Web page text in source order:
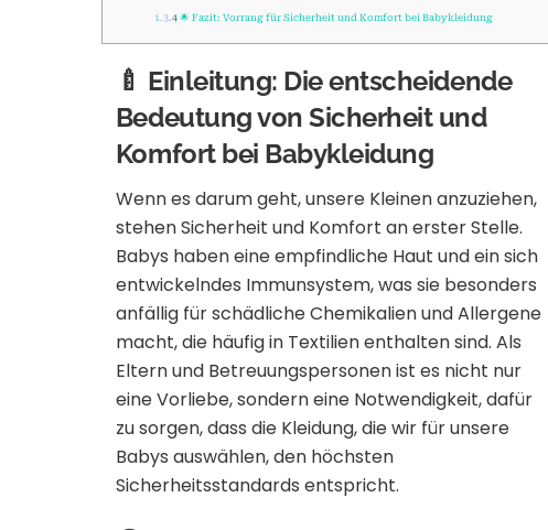
1.3.4🌟 Fazit: Vorrang für Sicherheit und Komfort bei Babykleidung
🍼 Einleitung: Die entscheidende
Bedeutung von Sicherheit und
Komfort bei Babykleidung
Wenn es darum geht, unsere Kleinen anzuziehen,
stehen Sicherheit und Komfort an erster Stelle.
Babys haben eine empfindliche Haut und ein sich
entwickelndes Immunsystem, was sie besonders
anfällig für schädliche Chemikalien und Allergene
macht, die häufig in Textilien enthalten sind. Als
Eltern und Betreuungspersonen ist es nicht nur
eine Vorliebe, sondern eine Notwendigkeit, dafür
zu sorgen, dass die Kleidung, die wir für unsere
Babys auswählen, den höchsten
Sicherheitsstandards entspricht.